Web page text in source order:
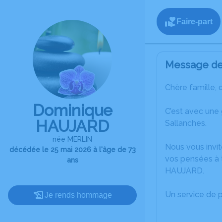
Dominique
HAUJARD
née MERLIN
décédée le 25 mai 2026 à l'âge de 73
ans
Je rends hommage
Faire-part
Message
Chère famille,
C’est avec
Sallanches.
Nous vous
vos pensées à
HAUJARD.
Un service de